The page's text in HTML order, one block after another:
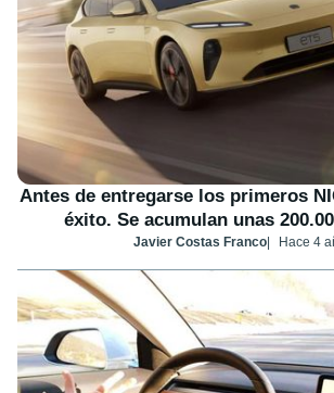
Antes de entregarse los primeros
éxito. Se acumulan unas
Javier Costas Franco Hace 4